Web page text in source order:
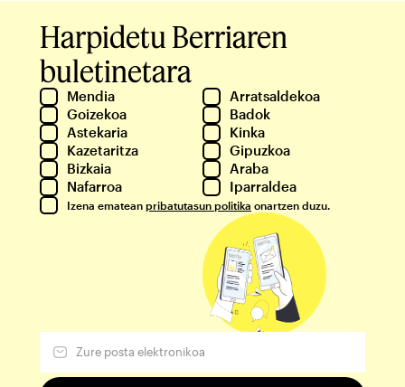
Harpidetu Berriaren
buletinetara
Mendia
Arratsaldekoa
Goizekoa
Badok
Astekaria
Kinka
Kazetaritza
Gipuzkoa
Bizkaia
Araba
Nafarroa
Iparraldea
Izena ematean pribatutasun politika onartzen duzu.